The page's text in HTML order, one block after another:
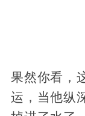
果然你看，
运，当他纵